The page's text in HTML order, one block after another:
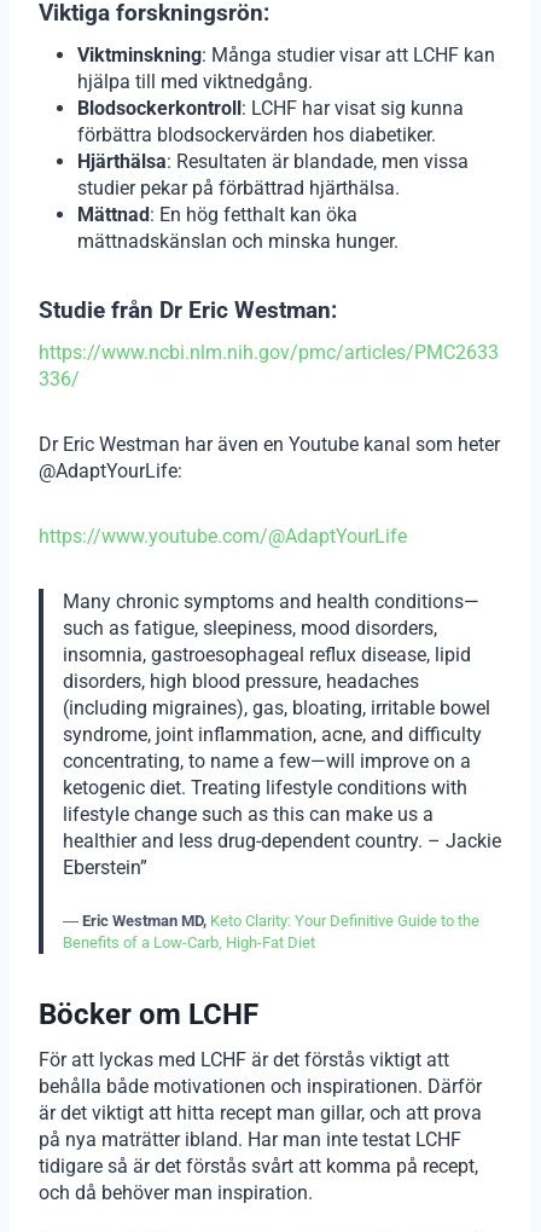
Viktiga forskningsrön:
Viktminskning: Många studier visar att LCHF kan
hjälpa till med viktnedgång.
Blodsockerkontroll: LCHF har visat sig kunna
förbättra blodsockervärden hos diabetiker.
Hjärthälsa: Resultaten är blandade, men vissa
studier pekar på förbättrad hjärthälsa.
Mättnad: En hög fetthalt kan öka
mättnadskänslan och minska hunger.
Studie från Dr Eric Westman:
https://www.ncbi.nlm.nih.gov/pmc/articles/PMC2633
336/
Dr Eric Westman har även en Youtube kanal som heter
@AdaptYourLife:
https://www.youtube.com/@AdaptYourLife
Many chronic symptoms and health conditions—
such as fatigue, sleepiness, mood disorders,
insomnia, gastroesophageal reflux disease, lipid
disorders, high blood pressure, headaches
(including migraines), gas, bloating, irritable bowel
syndrome, joint inflammation, acne, and difficulty
concentrating, to name a few—will improve on a
ketogenic diet. Treating lifestyle conditions with
lifestyle change such as this can make us a
healthier and less drug-dependent country. – Jackie
Eberstein”
― Eric Westman MD, Keto Clarity: Your Definitive Guide to the
Benefits of a Low-Carb, High-Fat Diet
Böcker om LCHF
För att lyckas med LCHF är det förstås viktigt att
behålla både motivationen och inspirationen. Därför
är det viktigt att hitta recept man gillar, och att prova
på nya maträtter ibland. Har man inte testat LCHF
tidigare så är det förstås svårt att komma på recept,
och då behöver man inspiration.